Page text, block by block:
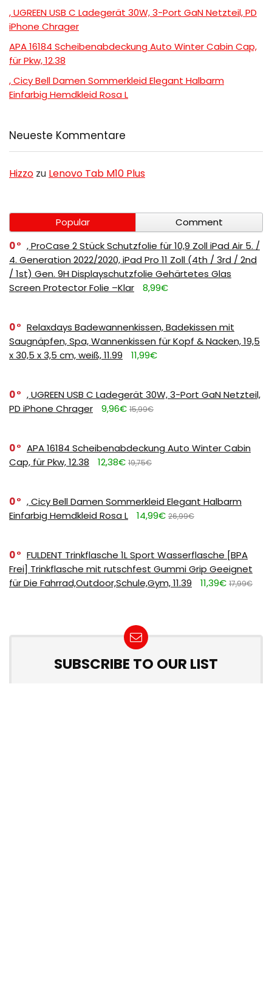
, UGREEN USB C Ladegerät 30W, 3-Port GaN Netzteil, PD
iPhone Chrager
APA 16184 Scheibenabdeckung Auto Winter Cabin Cap,
für Pkw, 12.38
, Cicy Bell Damen Sommerkleid Elegant Halbarm
Einfarbig Hemdkleid Rosa L
Neueste Kommentare
Hizzo zu Lenovo Tab M10 Plus
Popular
Comment
0
, ProCase 2 Stück Schutzfolie für 10,9 Zoll iPad Air 5. /
4. Generation 2022/2020, iPad Pro 11 Zoll (4th / 3rd / 2nd
/ 1st) Gen. 9H Displayschutzfolie Gehärtetes Glas
Screen Protector Folie –Klar
8,99€
0
Relaxdays Badewannenkissen, Badekissen mit
Saugnäpfen, Spa, Wannenkissen für Kopf & Nacken, 19,5
x 30,5 x 3,5 cm, weiß, 11.99
11,99€
0
, UGREEN USB C Ladegerät 30W, 3-Port GaN Netzteil,
PD iPhone Chrager
9,96€ 15,99€
0
APA 16184 Scheibenabdeckung Auto Winter Cabin
Cap, für Pkw, 12.38
12,38€ 19,75€
0
, Cicy Bell Damen Sommerkleid Elegant Halbarm
Einfarbig Hemdkleid Rosa L
14,99€ 26,99€
0
FULDENT Trinkflasche 1L Sport Wasserflasche [BPA
Frei] Trinkflasche mit rutschfest Gummi Grip Geeignet
für Die Fahrrad,Outdoor,Schule,Gym, 11.39
11,39€ 17,99€
SUBSCRIBE TO OUR LIST